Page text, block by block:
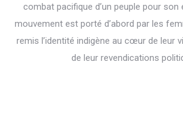
combat pacifique d’un peuple pour son
mouvement est porté d’abord par les
remis l’identité indigène au cœur de leur
de leur revendications